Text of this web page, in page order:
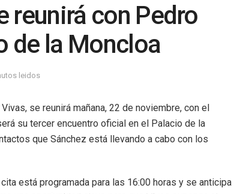
reunirá con Pedro
de la Moncloa
leidos
se reunirá mañana, 22 de noviembre, con el
su tercer encuentro oficial en el Palacio de la
que Sánchez está llevando a cabo con los
cita está programada para las 16:00 horas y se anticipa